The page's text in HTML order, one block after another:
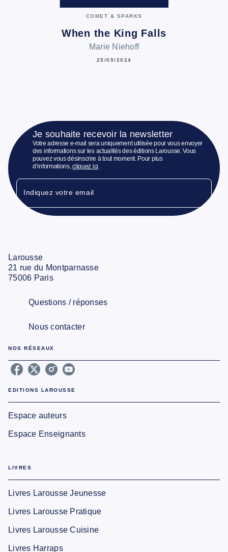
COMET & SPARKS
When the King Falls
Marie Niehoff
25/09/2024
Je souhaite recevoir la newsletter
Votre adresse e-mail sera uniquement utilisée pour vous envoyer
des informations sur les actualités des éditions Larousse. Vous
pouvez vous désinscrire à tout moment. Pour plus
d’informations,cliquez ici.
Indiquez votre email
Larousse
21 rue du Montparnasse
75006 Paris
Questions / réponses
Nous contacter
NOS RÉSEAUX
EDITIONS LAROUSSE
Espace auteurs
Espace Enseignants
LIVRES
Livres Larousse Jeunesse
Livres Larousse Pratique
Livres Larousse Cuisine
Livres Harraps